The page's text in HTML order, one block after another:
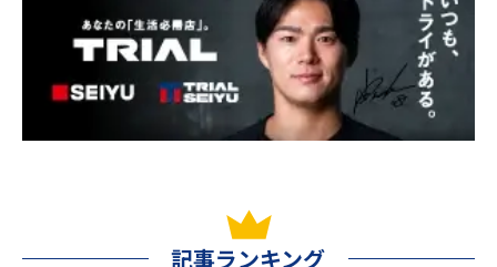
記事ランキング